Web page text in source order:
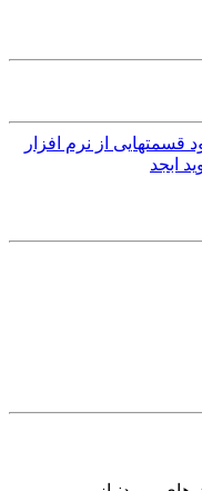
قسمتهایی از نرم افزار
ابجد